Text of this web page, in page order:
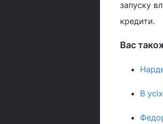
запуску
кредити.
Вас
В